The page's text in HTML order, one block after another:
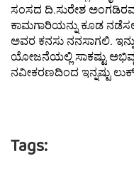
ಸಂಸದ ದಿ.ಸುರೇಶ
ಕಾಮಗಾರಿಯನ್ನು ಕೂಡ
ಅವರ ಕನಸು ನನಸಾಗಲಿ.
ಯೋಜನೆಯಲ್ಲಿ ಸಾಕಷ್ಟು ಅಭಿವೃದ್ಧಿ
ನವೀಕರಣದಿಂದ ಇನ್ನಷ್ಟು ಲುಕ್
Tags: